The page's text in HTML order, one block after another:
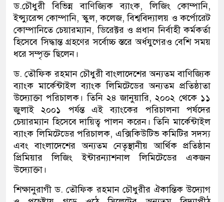
ড.চৌধুরী বিভিন্ন বাণিজ্যিক ব্যাংক, লিজিং কোম্পানি,
ইন্স্যুরেন্স কোম্পানি, স্কুল, কলেজ, বিশ্ববিদ্যালয় ও কর্পোরেট
কোম্পানিতে চেয়ারম্যান, ডিরেক্টর ও প্রধান নির্বাহী কর্মকর্তা
হিসেবে সিদ্ধান্ত গ্রহণের সর্বোচ্চ স্তরে অর্ধযুগেরও বেশি সময়
ধরে সম্পৃক্ত ছিলেন।
ড. তৌফিক রহমান চৌধুরী বাংলাদেশের অন্যতম বাণিজ্যিক
ব্যাংক মার্কেন্টাইল ব্যাংক লিমিটেডের অন্যতম প্রতিষ্ঠাতা
উদ্যোক্তা পরিচালক। তিনি ২৪ জানুয়ারি, ২০০২ থেকে ১১
জুলাই ২০০১ পর্যন্ত এই ব্যাংকের পরিচালনা পর্ষদের
চেয়ারম্যান হিসেবে দায়িত্ব পালন করেন। তিনি মার্কেন্টাইল
ব্যাংক লিমিটেডের পরিচালক, এক্সিকিউটিভ কমিটির সদস্য
এবং বাংলাদেশের অন্যতম নেতৃস্থানীয় আর্থিক প্রতিষ্ঠান
প্রিমিয়ার লিজিং ইন্টারন্যাশনাল লিমিটেডের একজন
উদ্যোক্তা।
শিক্ষানুরাগী ড. তৌফিক রহমান চৌধুরীর ঐকান্তিক উদ্যোগ